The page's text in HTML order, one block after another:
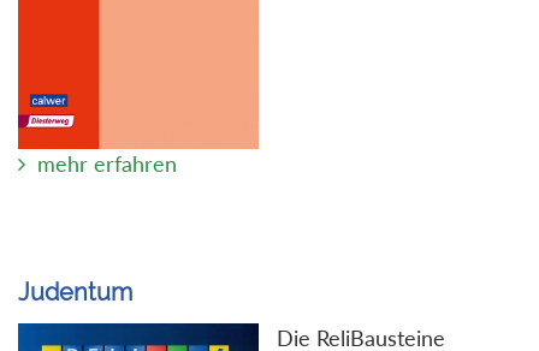
mehr erfahren
Judentum
Die ReliBausteine